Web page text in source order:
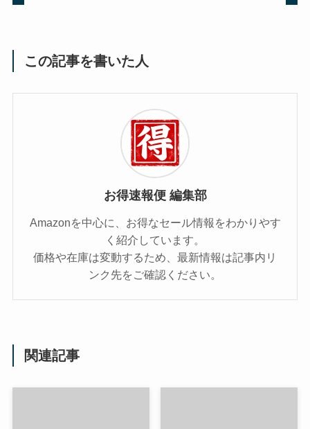
この記事を書いた人
お得速報便 編集部
Amazonを中心に、お得なセール情報をわかりやす
く紹介しています。
価格や在庫は変動するため、最新情報は記事内リ
ンク先をご確認ください。
関連記事